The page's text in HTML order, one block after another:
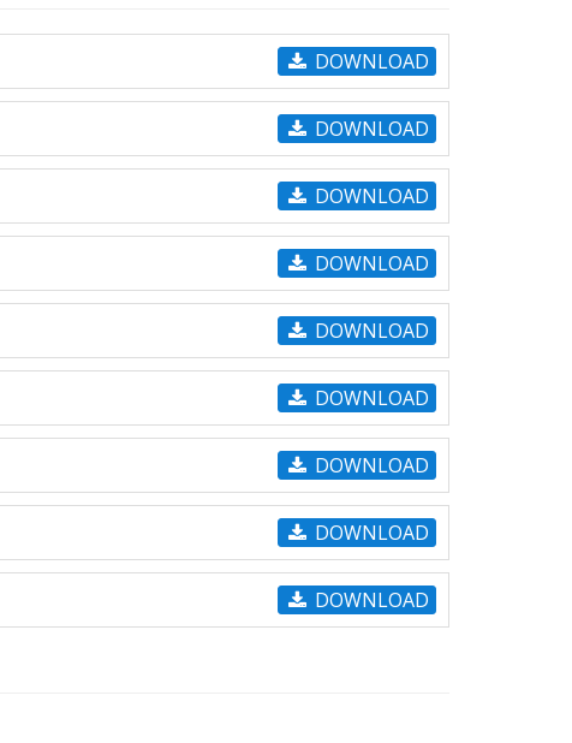
DOWNLOAD
DOWNLOAD
DOWNLOAD
DOWNLOAD
DOWNLOAD
DOWNLOAD
DOWNLOAD
DOWNLOAD
DOWNLOAD